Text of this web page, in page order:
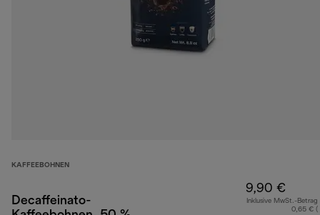
KAFFEEBOHNEN
Decaffeinato-
9,90 €
Inklusive MwSt.-Betrag
0,65 € (